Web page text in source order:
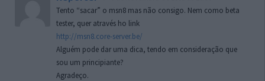
Tento “sacar” o msn8 mas não consigo. Nem como beta
tester, quer através ho link
http://msn8.core-server.be/
Alguém pode dar uma dica, tendo em consideração que
sou um principiante?
Agradeço.